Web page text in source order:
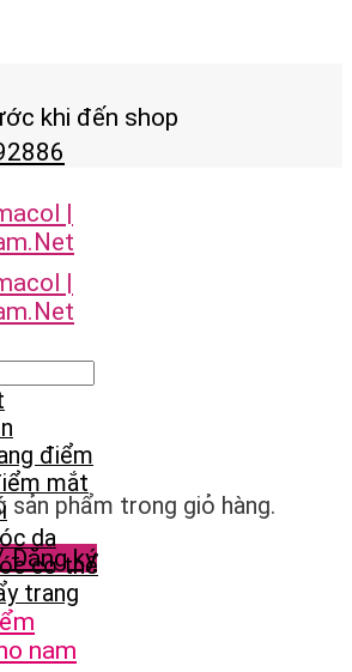
khi đến shop
sản phẩm trong giỏ hàng.
Đăng ký
điểm
mắt
da
cơ thể
trang
nam